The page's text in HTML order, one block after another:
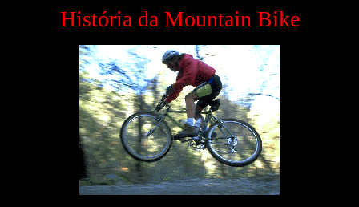
História da Mountain Bike